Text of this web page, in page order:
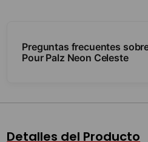
Preguntas frecuentes
Pour Palz Neon Celeste
Detalles del Producto